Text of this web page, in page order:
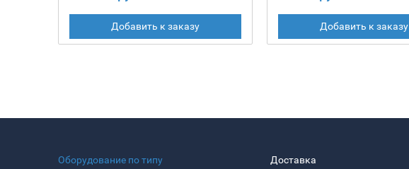
Добавить к заказу Добавить к заказу
Оборудование по типу Доставка